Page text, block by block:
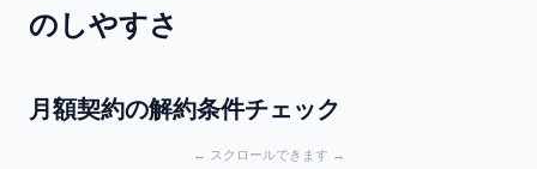
のしやすさ
月額契約の解約条件チェック